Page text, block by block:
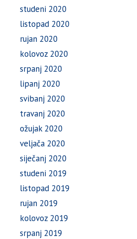
studeni 2020
listopad 2020
rujan 2020
kolovoz 2020
srpanj 2020
lipanj 2020
svibanj 2020
travanj 2020
ožujak 2020
veljača 2020
siječanj 2020
studeni 2019
listopad 2019
rujan 2019
kolovoz 2019
srpanj 2019